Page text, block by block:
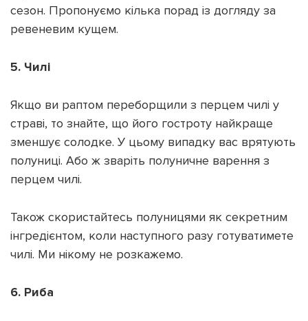
сезон. Пропонуємо кілька порад із догляду за
ревеневим кущем.
5. Чилі
Якщо ви раптом переборщили з перцем чилі у
страві, то знайте, що його гостроту найкраще
зменшує солодке. У цьому випадку вас врятують
полуниці. Або ж зваріть полуничне варення з
перцем чилі.
Також скористайтесь полуницями як секретним
інгредієнтом, коли наступного разу готуватимете
чилі. Ми нікому не розкажемо.
6. Риба